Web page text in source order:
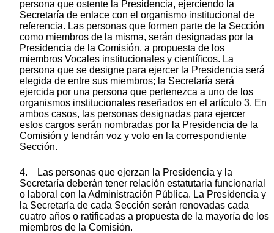
persona que ostente la Presidencia, ejerciendo la
Secretaría de enlace con el organismo institucional de
referencia. Las personas que formen parte de la Sección
como miembros de la misma, serán designadas por la
Presidencia de la Comisión, a propuesta de los
miembros Vocales institucionales y científicos. La
persona que se designe para ejercer la Presidencia será
elegida de entre sus miembros; la Secretaría será
ejercida por una persona que pertenezca a uno de los
organismos institucionales reseñados en el artículo 3. En
ambos casos, las personas designadas para ejercer
estos cargos serán nombradas por la Presidencia de la
Comisión y tendrán voz y voto en la correspondiente
Sección.
4. Las personas que ejerzan la Presidencia y la
Secretaría deberán tener relación estatutaria funcionarial
o laboral con la Administración Pública. La Presidencia y
la Secretaría de cada Sección serán renovadas cada
cuatro años o ratificadas a propuesta de la mayoría de los
miembros de la Comisión.